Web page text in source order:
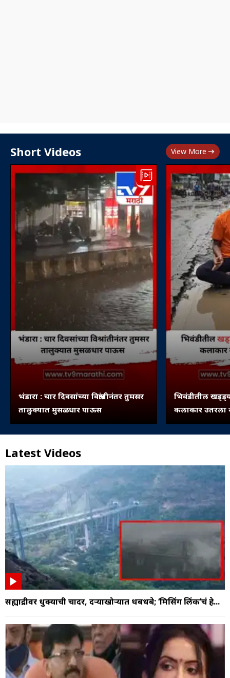
Short Videos View More
भंडारा : चार दिवसांच्या विश्रांतीनंतर तुमसर
तालुक्यात मुसळधार पाऊस
भिवंडीतील
कलाकार उतरला
Latest Videos
सह्याद्रीवर धुक्याची चादर, दऱ्याखोऱ्यात धबधबे; ‘मिसिंग लिंक’चं हे...